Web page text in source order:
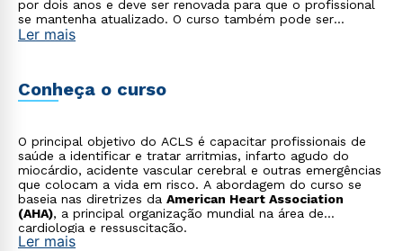
por dois anos e deve ser renovada para que o profissional
se mantenha atualizado. O curso também pode ser
realizado por acadêmicos de medicina cursando a partir do
Ler mais
Conheça o curso
O principal objetivo do ACLS é capacitar profissionais de
saúde a identificar e tratar arritmias, infarto agudo do
miocárdio, acidente vascular cerebral e outras emergências
que colocam a vida em risco. A abordagem do curso se
baseia nas diretrizes da American Heart Association
(AHA), a principal organização mundial na área de
cardiologia e ressuscitação.
Ler mais